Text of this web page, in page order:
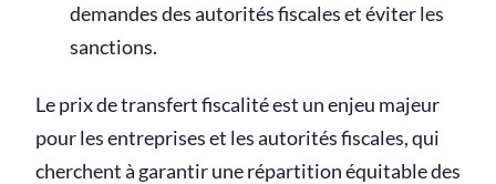
demandes des autorités fiscales et éviter les
sanctions.
Le prix de transfert fiscalité est un enjeu majeur
pour les entreprises et les autorités fiscales, qui
cherchent à garantir une répartition équitable des